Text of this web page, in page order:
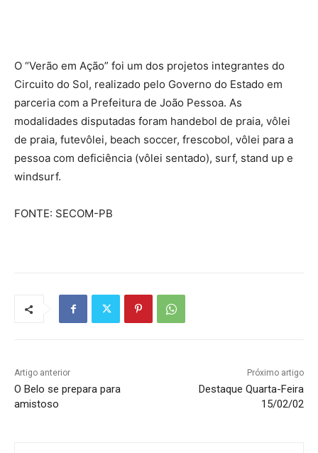
O “Verão em Ação” foi um dos projetos integrantes do
Circuito do Sol, realizado pelo Governo do Estado em
parceria com a Prefeitura de João Pessoa. As
modalidades disputadas foram handebol de praia, vôlei
de praia, futevôlei, beach soccer, frescobol, vôlei para a
pessoa com deficiência (vôlei sentado), surf, stand up e
windsurf.
FONTE: SECOM-PB
Artigo anterior
O Belo se prepara para
amistoso
Próximo artigo
Destaque Quarta-Feira
15/02/02